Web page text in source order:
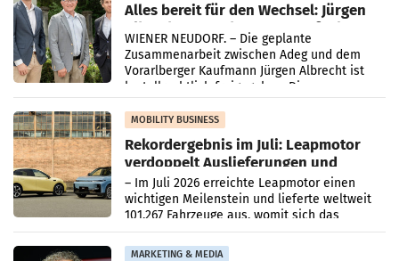
Alles bereit für den Wechsel: Jürgen
Albrecht setzt ab 1.1.2027 auf Adeg
WIENER NEUDORF. – Die geplante
Zusammenarbeit zwischen Adeg und dem
Vorarlberger Kaufmann Jürgen Albrecht ist
kartellrechtlich freigegeben: Die
Bundeswettbewerbsbehörde und der
Bundeskartellanwalt
MOBILITY BUSINESS
Rekordergebnis im Juli: Leapmotor
verdoppelt Auslieferungen und
überschreitet die 100.000er-Marke
– Im Juli 2026 erreichte Leapmotor einen
wichtigen Meilenstein und lieferte weltweit
101.267 Fahrzeuge aus, womit sich das
Ergebnis gegenüber Juli 2025 mehr als
verdoppelte (+102
MARKETING & MEDIA